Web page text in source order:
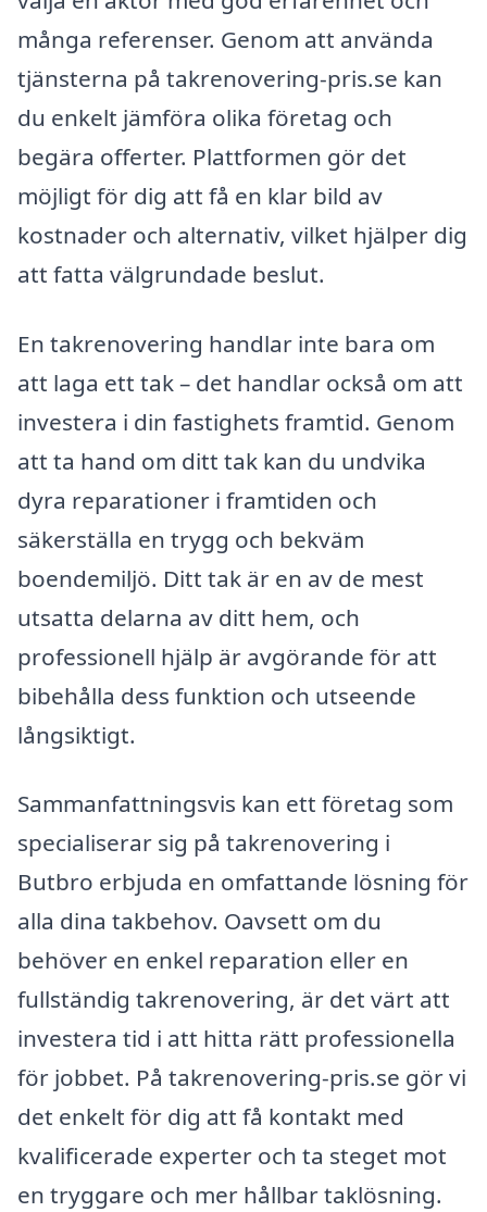
många referenser. Genom att använda
tjänsterna på takrenovering-pris.se kan
du enkelt jämföra olika företag och
begära offerter. Plattformen gör det
möjligt för dig att få en klar bild av
kostnader och alternativ, vilket hjälper dig
att fatta välgrundade beslut.
En takrenovering handlar inte bara om
att laga ett tak – det handlar också om att
investera i din fastighets framtid. Genom
att ta hand om ditt tak kan du undvika
dyra reparationer i framtiden och
säkerställa en trygg och bekväm
boendemiljö. Ditt tak är en av de mest
utsatta delarna av ditt hem, och
professionell hjälp är avgörande för att
bibehålla dess funktion och utseende
långsiktigt.
Sammanfattningsvis kan ett företag som
specialiserar sig på takrenovering i
Butbro erbjuda en omfattande lösning för
alla dina takbehov. Oavsett om du
behöver en enkel reparation eller en
fullständig takrenovering, är det värt att
investera tid i att hitta rätt professionella
för jobbet. På takrenovering-pris.se gör vi
det enkelt för dig att få kontakt med
kvalificerade experter och ta steget mot
en tryggare och mer hållbar taklösning.